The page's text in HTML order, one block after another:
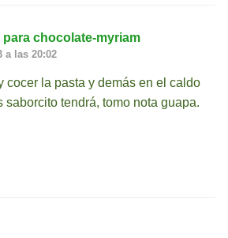
chocolate-myriam
a las 20:02
cocer la pasta y demás en el caldo
saborcito tendrá, tomo nota guapa.